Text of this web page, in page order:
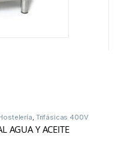
, Trifásicas 400V
AGUA Y ACEITE